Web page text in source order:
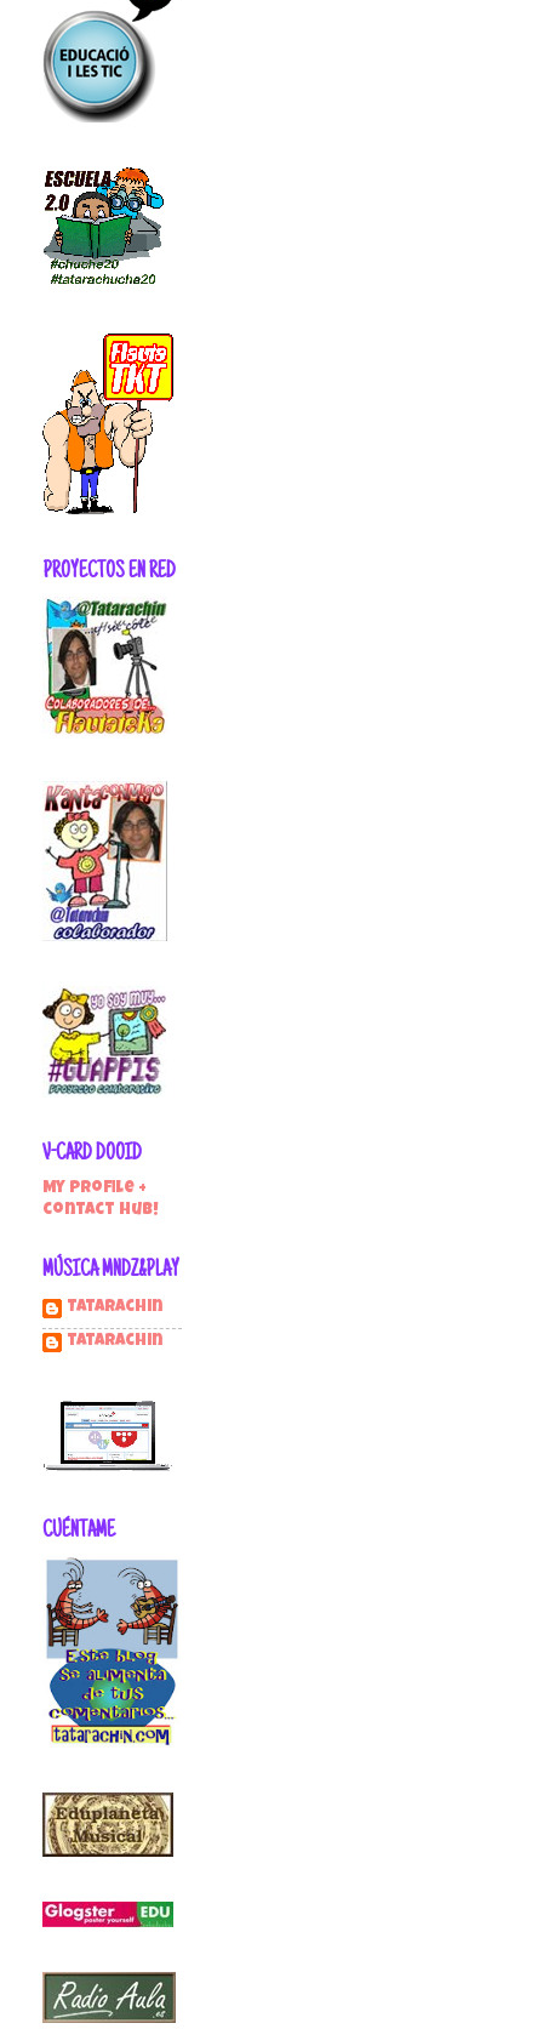
PROYECTOS EN RED
V-CARD DOOID
My profile +
contact hub!
MÚSICA MNDZ&PLAY
Tatarachin
tatarachin
CUÉNTAME